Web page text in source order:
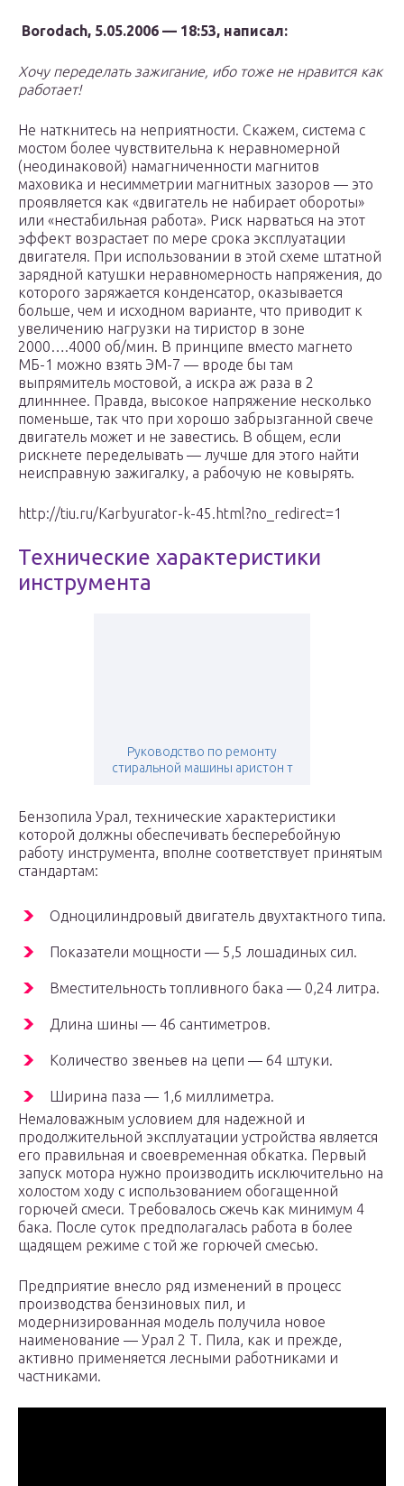
Borodach, 5.05.2006 — 18:53, написал:
Хочу переделать зажигание, ибо тоже не нравится как
работает!
Не наткнитесь на неприятности. Скажем, система с
мостом более чувствительна к неравномерной
(неодинаковой) намагниченности магнитов
маховика и несимметрии магнитных зазоров — это
проявляется как «двигатель не набирает обороты»
или «нестабильная работа». Риск нарваться на этот
эффект возрастает по мере срока эксплуатации
двигателя. При использовании в этой схеме штатной
зарядной катушки неравномерность напряжения, до
которого заряжается конденсатор, оказывается
больше, чем и исходном варианте, что приводит к
увеличению нагрузки на тиристор в зоне
2000….4000 об/мин. В принципе вместо магнето
МБ-1 можно взять ЭМ-7 — вроде бы там
выпрямитель мостовой, а искра аж раза в 2
длинннее. Правда, высокое напряжение несколько
поменьше, так что при хорошо забрызганной свече
двигатель может и не завестись. В общем, если
рискнете переделывать — лучше для этого найти
неисправную зажигалку, а рабочую не ковырять.
http://tiu.ru/Karbyurator-k-45.html?no_redirect=1
Технические характеристики
инструмента
Руководство по ремонту
стиральной машины аристон т
Бензопила Урал, технические характеристики
которой должны обеспечивать бесперебойную
работу инструмента, вполне соответствует принятым
стандартам:
Одноцилиндровый двигатель двухтактного типа.
Показатели мощности — 5,5 лошадиных сил.
Вместительность топливного бака — 0,24 литра.
Длина шины — 46 сантиметров.
Количество звеньев на цепи — 64 штуки.
Ширина паза — 1,6 миллиметра.
Немаловажным условием для надежной и
продолжительной эксплуатации устройства является
его правильная и своевременная обкатка. Первый
запуск мотора нужно производить исключительно на
холостом ходу с использованием обогащенной
горючей смеси. Требовалось сжечь как минимум 4
бака. После суток предполагалась работа в более
щадящем режиме с той же горючей смесью.
Предприятие внесло ряд изменений в процесс
производства бензиновых пил, и
модернизированная модель получила новое
наименование — Урал 2 Т. Пила, как и прежде,
активно применяется лесными работниками и
частниками.